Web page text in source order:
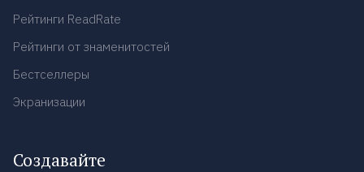
Рейтинги ReadRate
Рейтинги от знаменитостей
Бестселлеры
Экранизации
Создавайте